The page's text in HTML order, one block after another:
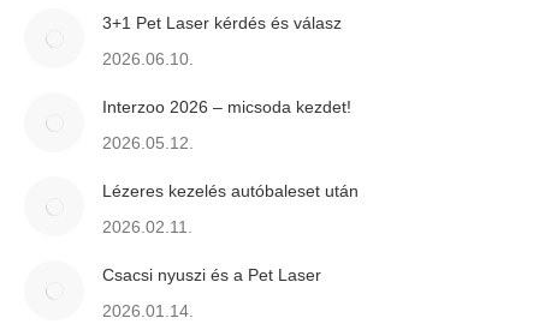
3+1 Pet Laser kérdés és válasz
2026.06.10.
Interzoo 2026 – micsoda kezdet!
2026.05.12.
Lézeres kezelés autóbaleset után
2026.02.11.
Csacsi nyuszi és a Pet Laser
2026.01.14.